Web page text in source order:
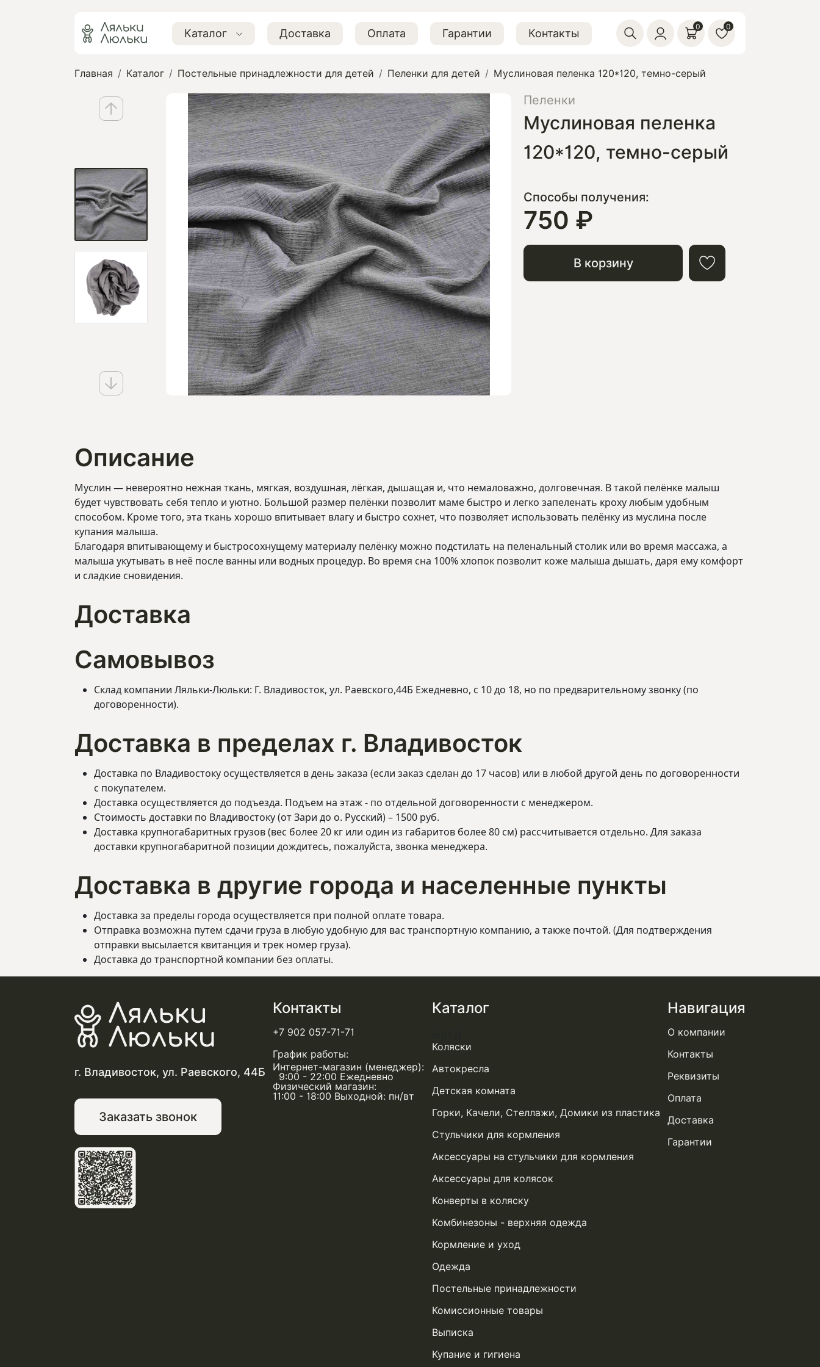
Каталог Доставка Оплата Гарантии Контакты 0 0
Главная Каталог Постельные принадлежности для детей Пеленки для детей Муслиновая пеленка 120*120, темно-серый
Пеленки
Муслиновая пеленка
120*120, темно-серый
Способы получения:
750 ₽
В корзину
Описание
Муслин ― невероятно нежная ткань, мягкая, воздушная, лёгкая, дышащая и, что немаловажно, долговечная. В такой пелёнке малыш
будет чувствовать себя тепло и уютно. Большой размер пелёнки позволит маме быстро и легко запеленать кроху любым удобным
способом. Кроме того, эта ткань хорошо впитывает влагу и быстро сохнет, что позволяет использовать пелёнку из муслина после
купания малыша.
Благодаря впитывающему и быстросохнущему материалу пелёнку можно подстилать на пеленальный столик или во время массажа, а
малыша укутывать в неё после ванны или водных процедур. Во время сна 100% хлопок позволит коже малыша дышать, даря ему комфорт
и сладкие сновидения.
Доставка
Самовывоз
Склад компании Ляльки-Люльки: Г. Владивосток, ул. Раевского,44Б Ежедневно, с 10 до 18, но по предварительному звонку (по
договоренности).
Доставка в пределах г. Владивосток
Доставка по Владивостоку осуществляется в день заказа (если заказ сделан до 17 часов) или в любой другой день по договоренности
с покупателем.
Доставка осуществляется до подъезда. Подъем на этаж - по отдельной договоренности с менеджером.
Стоимость доставки по Владивостоку (от Зари до о. Русский) – 1500 руб.
Доставка крупногабаритных грузов (вес более 20 кг или один из габаритов более 80 см) рассчитывается отдельно. Для заказа
доставки крупногабаритной позиции дождитесь, пожалуйста, звонка менеджера.
Доставка в другие города и населенные пункты
Доставка за пределы города осуществляется при полной оплате товара.
Отправка возможна путем сдачи груза в любую удобную для вас транспортную компанию, а также почтой. (Для подтверждения
отправки высылается квитанция и трек номер груза).
Доставка до транспортной компании без оплаты.
г. Владивосток, ул. Раевского, 44Б
Заказать звонок
Контакты
+7 902 057-71-71
График работы:
Интернет-магазин (менеджер):
9:00 - 22:00 Ежедневно
Физический магазин:
11:00 - 18:00 Выходной: пн/вт
Каталог
Коляски
Автокресла
Детская комната
Горки, Качели, Стеллажи, Домики из пластика
Стульчики для кормления
Аксессуары на стульчики для кормления
Аксессуары для колясок
Конверты в коляску
Комбинезоны - верхняя одежда
Кормление и уход
Одежда
Постельные принадлежности
Комиссионные товары
Выписка
Купание и гигиена
Навигация
О компании
Контакты
Реквизиты
Оплата
Доставка
Гарантии